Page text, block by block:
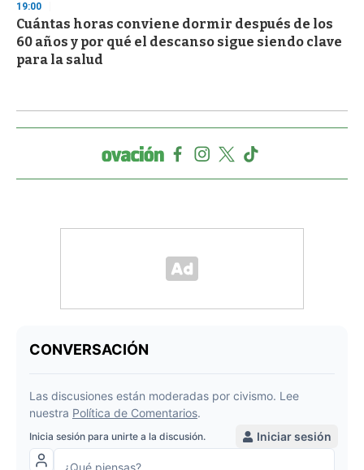
19:00
Cuántas horas conviene dormir después de los
60 años y por qué el descanso sigue siendo clave
para la salud